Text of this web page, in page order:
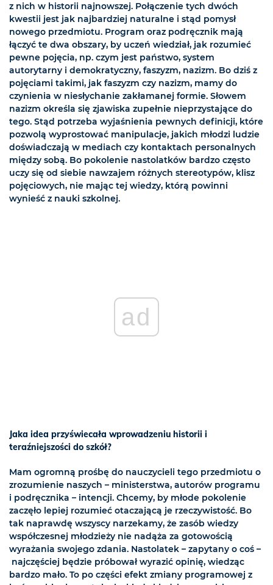
z nich w historii najnowszej. Połączenie tych dwóch
kwestii jest jak najbardziej naturalne i stąd pomysł
nowego przedmiotu. Program oraz podręcznik mają
łączyć te dwa obszary, by uczeń wiedział, jak rozumieć
pewne pojęcia, np. czym jest państwo, system
autorytarny i demokratyczny, faszyzm, nazizm. Bo dziś z
pojęciami takimi, jak faszyzm czy nazizm, mamy do
czynienia w niesłychanie zakłamanej formie. Słowem
nazizm określa się zjawiska zupełnie nieprzystające do
tego. Stąd potrzeba wyjaśnienia pewnych definicji, które
pozwolą wyprostować manipulacje, jakich młodzi ludzie
doświadczają w mediach czy kontaktach personalnych
między sobą. Bo pokolenie nastolatków bardzo często
uczy się od siebie nawzajem różnych stereotypów, klisz
pojęciowych, nie mając tej wiedzy, którą powinni
wynieść z nauki szkolnej.
ad
Jaka idea przyświecała wprowadzeniu historii i
teraźniejszości do szkół?
Mam ogromną prośbę do nauczycieli tego przedmiotu o
zrozumienie naszych – ministerstwa, autorów programu
i podręcznika – intencji. Chcemy, by młode pokolenie
zaczęło lepiej rozumieć otaczającą je rzeczywistość. Bo
tak naprawdę wszyscy narzekamy, że zasób wiedzy
współczesnej młodzieży nie nadąża za gotowością
wyrażania swojego zdania. Nastolatek – zapytany o coś –
najczęściej będzie próbował wyrazić opinię, wiedząc
bardzo mało. To po części efekt zmiany programowej z